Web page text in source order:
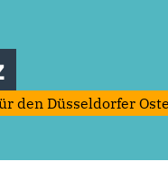
den Düsseldorfer